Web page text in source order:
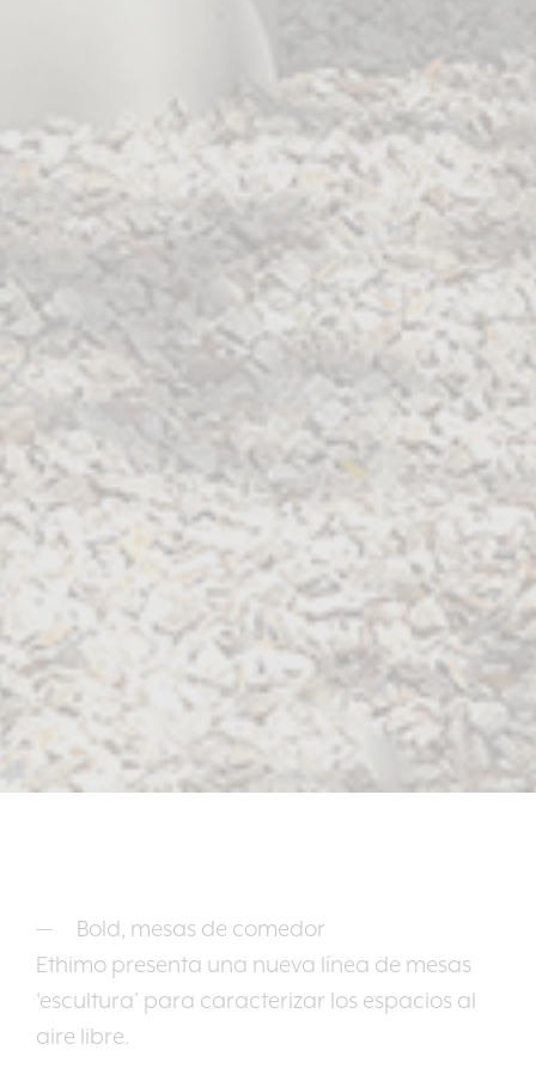
Bold, mesas de comedor
Ethimo presenta una nueva línea de mesas
‘escultura’ para caracterizar los espacios al
aire libre.